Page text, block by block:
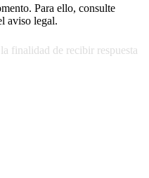
Para ello, consulte
aviso legal.
finalidad de recibir respuesta